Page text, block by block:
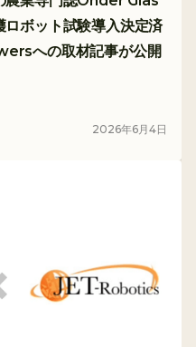
ボット試験導入決定済
への取材記事が公開
2026年6 月4日